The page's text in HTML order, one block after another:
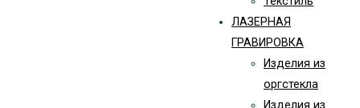
ЛАЗЕРНАЯ
ГРАВИРОВКА
Изделия из
оргстекла
Изделия из